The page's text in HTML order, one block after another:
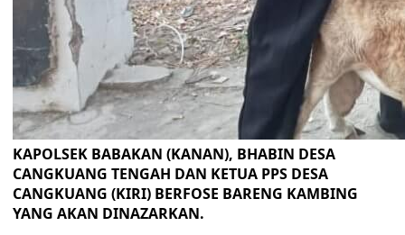
KAPOLSEK BABAKAN (KANAN), BHABIN DESA
CANGKUANG TENGAH DAN KETUA PPS DESA
CANGKUANG (KIRI) BERFOSE BARENG KAMBING
YANG AKAN DINAZARKAN.